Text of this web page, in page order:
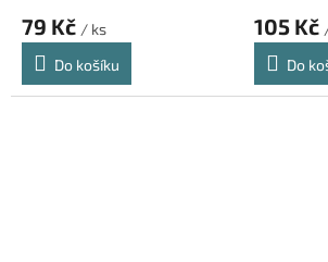
79 Kč / ks
Do košíku
105 Kč
Do